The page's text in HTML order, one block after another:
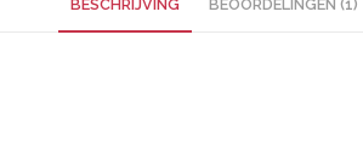
BESCHRIJVING BEOORDELINGEN (1)